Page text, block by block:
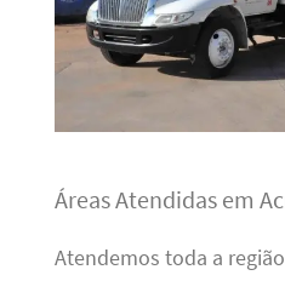
Áreas Atendidas em
Atendemos toda a